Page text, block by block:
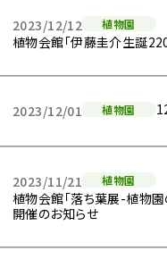
2023/12/12 植物園
植物会館「伊藤圭介生誕
2023/12/01 植物園
2023/11/21 植物園
植物会館「落ち葉展-植物園
開催のお知らせ